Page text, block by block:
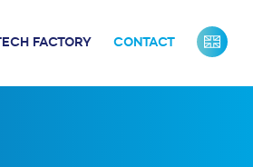
FACTORY CONTACT